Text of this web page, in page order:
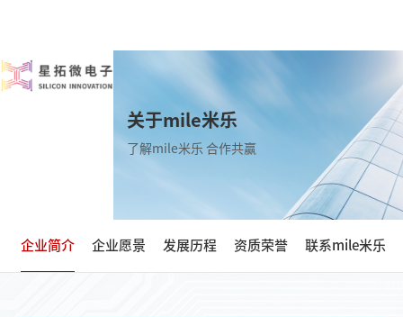
关于mile米乐
了解mile米乐 合作共赢
企业简介 企业愿景 发展历程 资质荣誉 联系mile米乐